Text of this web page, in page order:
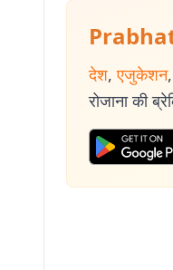
देश, एजुकेशन,
रोजाना की